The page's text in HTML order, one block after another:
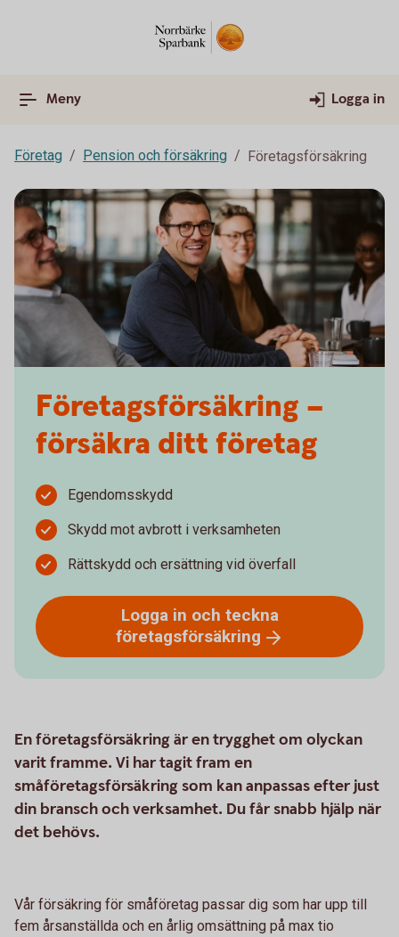
Meny Logga in
Företag Pension och försäkring Företagsförsäkring
Företagsförsäkring –
försäkra ditt företag
Egendomsskydd
Skydd mot avbrott i verksamheten
Rättskydd och ersättning vid överfall
Logga in och teckna
företagsförsäkring
En företagsförsäkring är en trygghet om olyckan
varit framme. Vi har tagit fram en
småföretagsförsäkring som kan anpassas efter just
din bransch och verksamhet. Du får snabb hjälp när
det behövs.
Vår försäkring för småföretag passar dig som har upp till
fem årsanställda och en årlig omsättning på max tio